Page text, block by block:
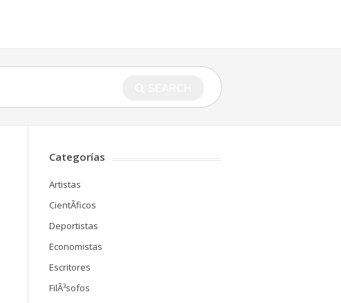
Categorías
Artistas
CientÃ­ficos
Deportistas
Economistas
Escritores
FilÃ³sofos